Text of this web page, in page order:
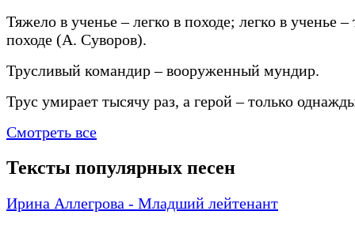
Тяжело в ученье – легко в походе; легко в ученье –
походе (А. Суворов).
Трусливый командир – вооруженный мундир.
Трус умирает тысячу раз, а герой – только
Смотреть все
Тексты популярных песен
Ирина Аллегрова - Младший лейтенант